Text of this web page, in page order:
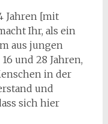
Jahren [mit
Ihr, als ein
aus jungen
und 28 Jahren,
in der
und
sich hier